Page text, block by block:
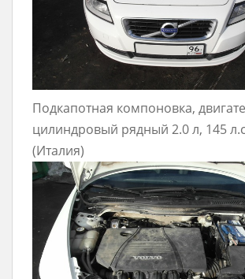
Подкапотная компоновка,
цилиндровый рядный 2.0 л, 145
(Италия)